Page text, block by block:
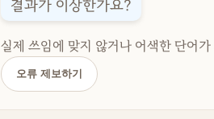
결과가 이상한가요?
실제 쓰임에 맞지 않거나 어색한 단어
오류 제보하기